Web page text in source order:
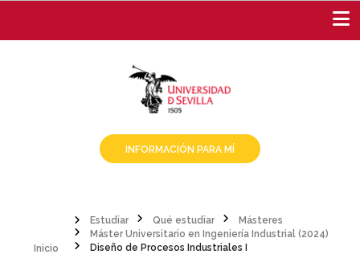
contenido
INFORMACIÓN PARA MÍ
Sobrescribir
Estudiar Qué estudiar
Másteres
Máster Universitario en Ingeniería Industrial (2024)
Diseño de Procesos Industriales I